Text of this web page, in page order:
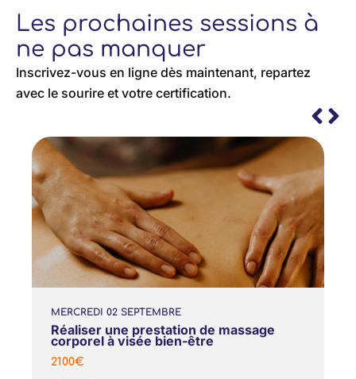
Les prochaines sessions à
ne pas manquer
Inscrivez-vous en ligne dès maintenant, repartez
avec le sourire et votre certification.
MERCREDI 02 SEPTEMBRE
Réaliser une prestation de massage
corporel à visée bien-être​
2100€